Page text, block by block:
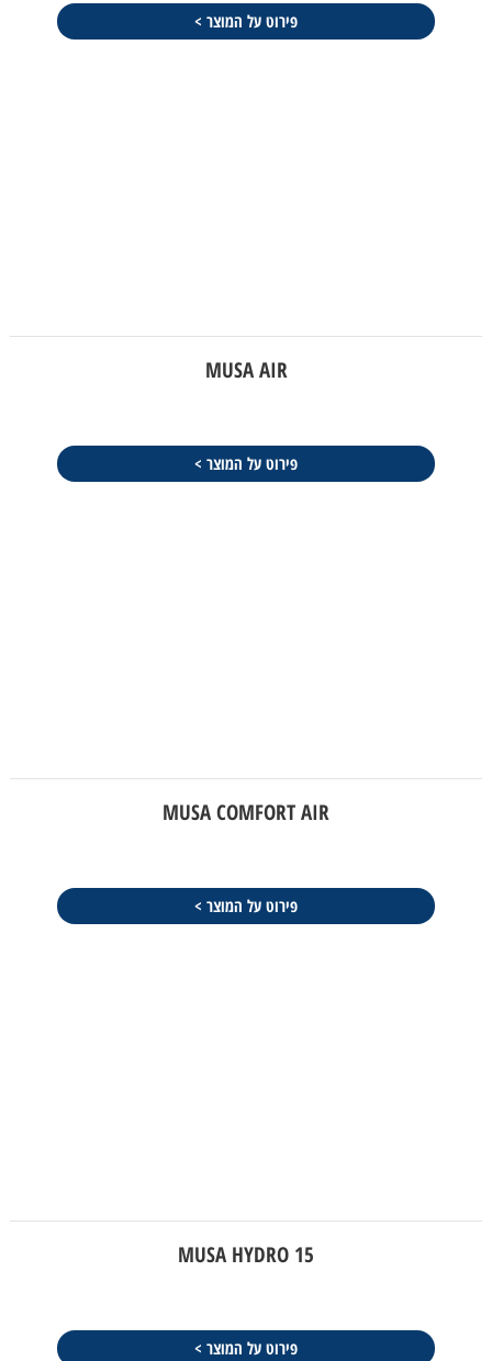
פירוט על המוצר >
MUSA AIR
פירוט על המוצר >
MUSA COMFORT AIR
פירוט על המוצר >
MUSA HYDRO 15
פירוט על המוצר >